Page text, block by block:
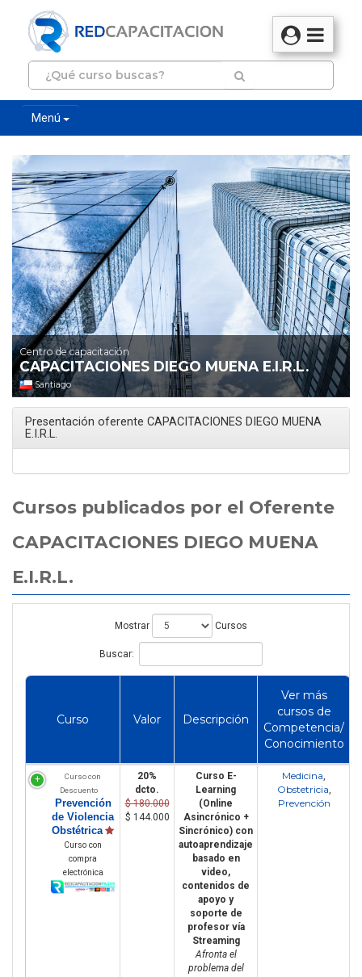
Menú
Centro de capacitación
CAPACITACIONES DIEGO MUENA E.I.R.L.
Santiago
Presentación oferente CAPACITACIONES DIEGO MUENA
E.I.R.L.
Cursos publicados por el Oferente
CAPACITACIONES DIEGO MUENA
E.I.R.L.
Mostrar Cursos
Buscar:
Curso Valor Descripción
Ver más
cursos de
Competencia/
Conocimiento
Curso con
Descuento
Prevención
de Violencia
Obstétrica
Curso con
compra
electrónica
20%
dcto.
$ 180.000
$ 144.000
Curso E-
Learning
(Online
Asincrónico +
Sincrónico) con
autoaprendizaje
basado en
video,
contenidos de
apoyo y
soporte de
profesor vía
Streaming
Afronta el
problema del
Medicina,
Obstetricia,
Prevención